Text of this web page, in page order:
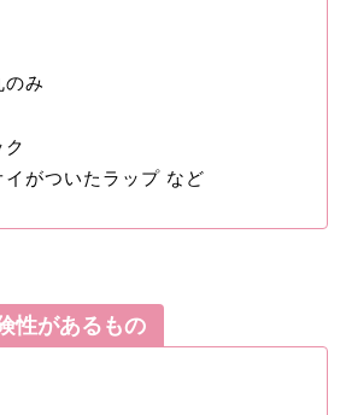
のみ
イがついたラップ など
性があるもの